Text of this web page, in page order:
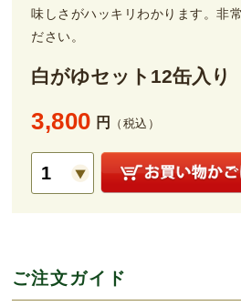
味しさがハッキリわかります。非
ださい。
白がゆセット12缶入り
3,800 円 （税込）
ご注文ガイド